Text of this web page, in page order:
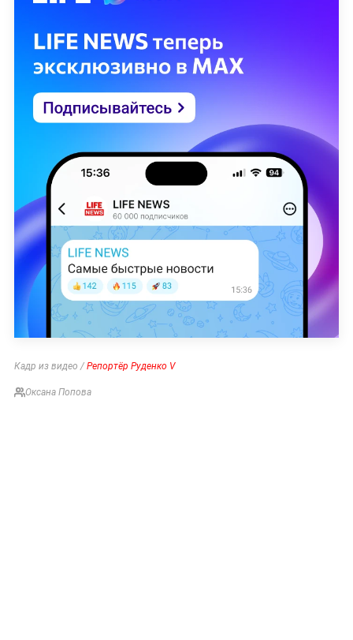
Кадр из видео /Репортёр Руденко V
Оксана Попова